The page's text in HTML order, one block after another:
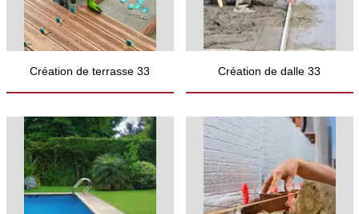
Création de terrasse 33 Création de dalle 33